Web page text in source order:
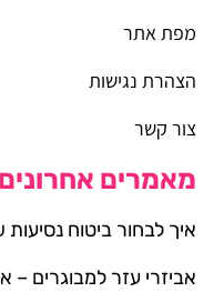
מפת אתר
הצהרת נגישות
צור קשר
מאמרים אחרונים
איך לבחור ביטוח
אביזרי עזר למבוגרים –